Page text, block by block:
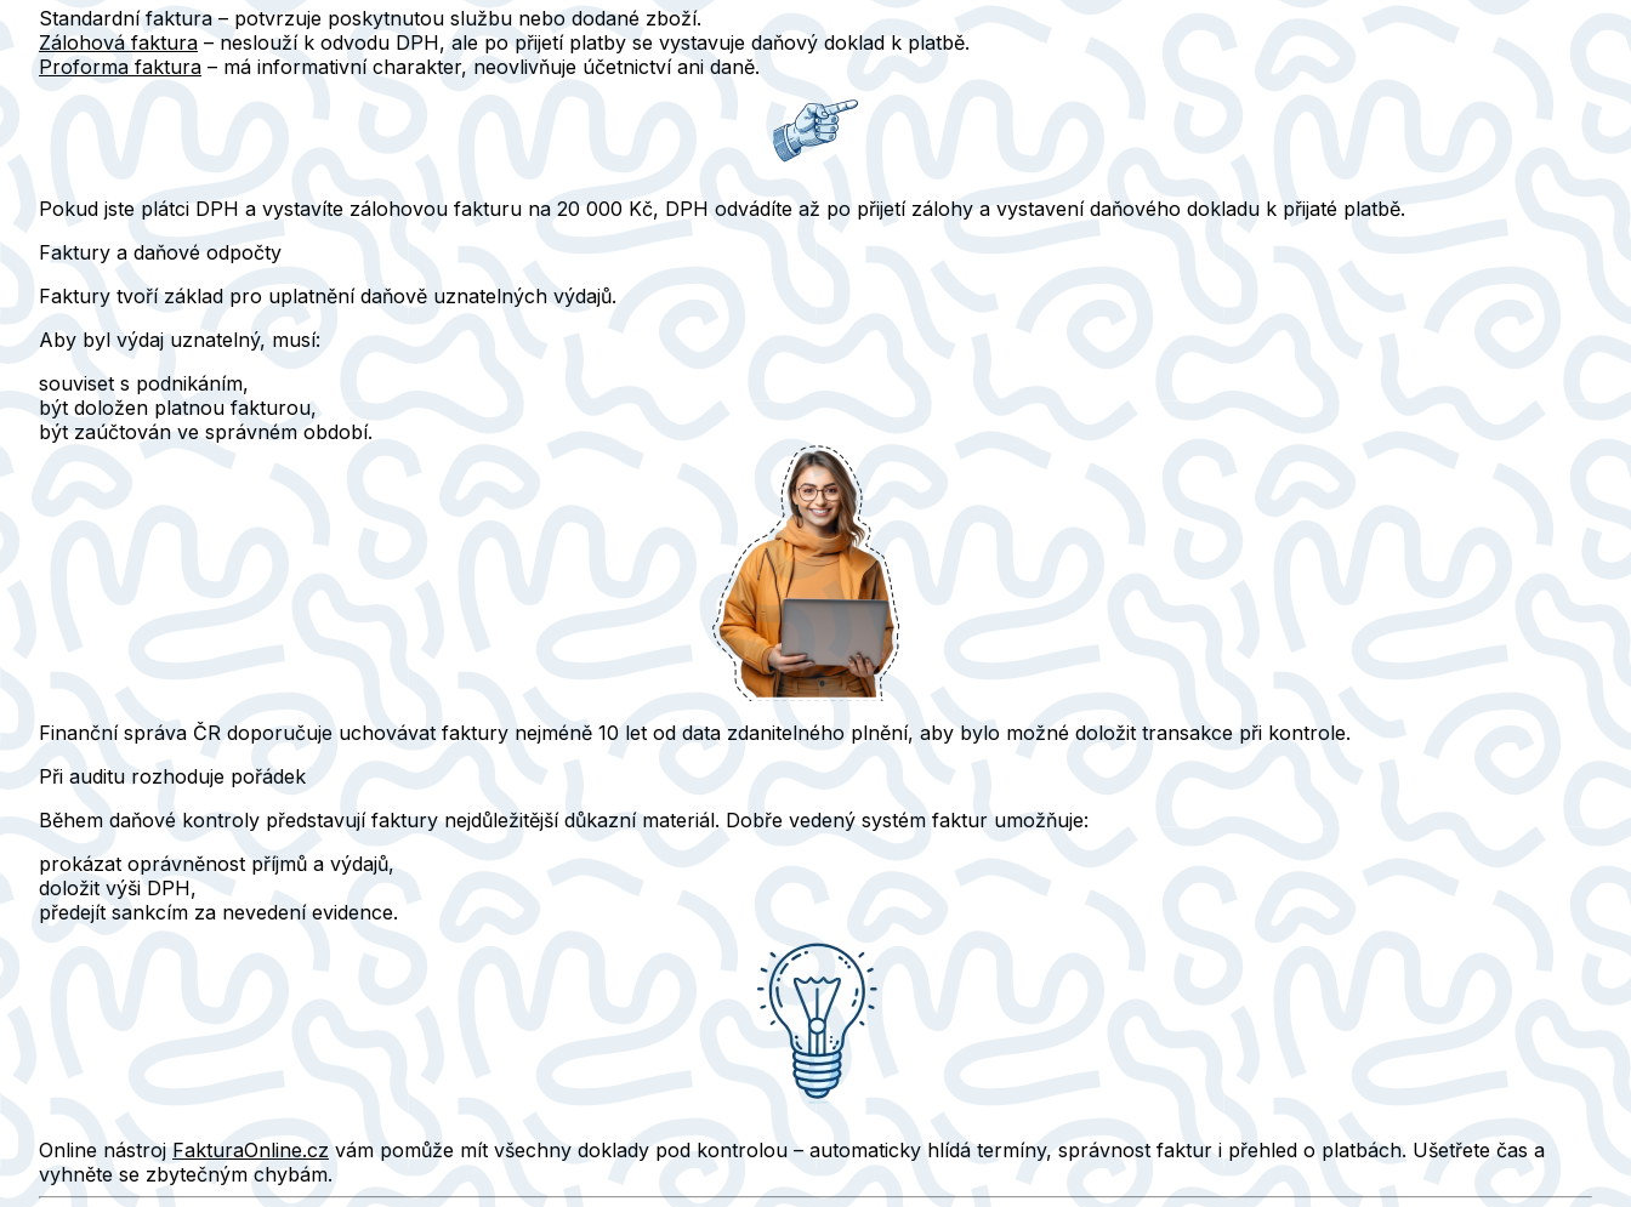
Standardní faktura – potvrzuje poskytnutou službu nebo dodané zboží.
Zálohová faktura – neslouží k odvodu DPH, ale po přijetí platby se vystavuje daňový doklad k platbě.
Proforma faktura – má informativní charakter, neovlivňuje účetnictví ani daně.
Pokud jste plátci DPH a vystavíte zálohovou fakturu na 20 000 Kč, DPH odvádíte až po přijetí zálohy a vystavení daňového dokladu k přijaté platbě.
Faktury a daňové odpočty
Faktury tvoří základ pro uplatnění daňově uznatelných výdajů.
Aby byl výdaj uznatelný, musí:
souviset s podnikáním,
být doložen platnou fakturou,
být zaúčtován ve správném období.
Finanční správa ČR doporučuje uchovávat faktury nejméně 10 let od data zdanitelného plnění, aby bylo možné doložit transakce při kontrole.
Při auditu rozhoduje pořádek
Během daňové kontroly představují faktury nejdůležitější důkazní materiál. Dobře vedený systém faktur umožňuje:
prokázat oprávněnost příjmů a výdajů,
doložit výši DPH,
předejít sankcím za nevedení evidence.
Online nástroj FakturaOnline.cz vám pomůže mít všechny doklady pod kontrolou – automaticky hlídá termíny, správnost faktur i přehled o platbách. Ušetřete čas a
vyhněte se zbytečným chybám.